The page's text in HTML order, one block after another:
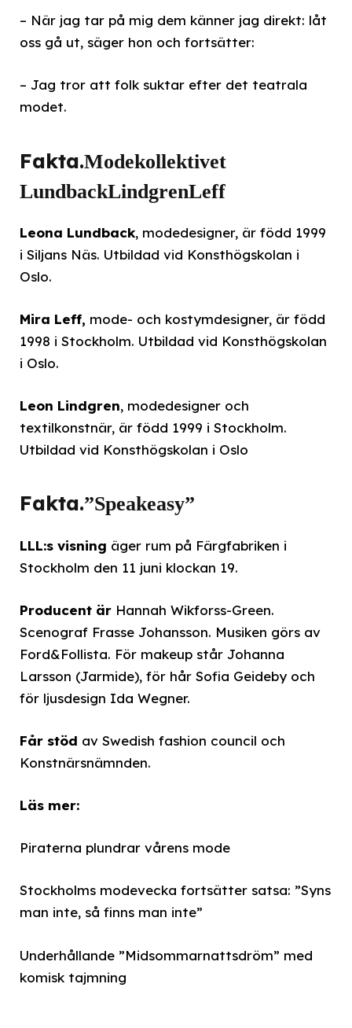
– När jag tar på mig dem känner jag direkt: låt
oss gå ut, säger hon och fortsätter:
– Jag tror att folk suktar efter det teatrala
modet.
Fakta.Modekollektivet
LundbackLindgrenLeff
Leona Lundback, modedesigner, är född 1999
i Siljans Näs. Utbildad vid Konsthögskolan i
Oslo.
Mira Leff, mode- och kostymdesigner, är född
1998 i Stockholm. Utbildad vid Konsthögskolan
i Oslo.
Leon Lindgren, modedesigner och
textilkonstnär, är född 1999 i Stockholm.
Utbildad vid Konsthögskolan i Oslo
Fakta.”Speakeasy”
LLL:s visning äger rum på Färgfabriken i
Stockholm den 11 juni klockan 19.
Producent är Hannah Wikforss-Green.
Scenograf Frasse Johansson. Musiken görs av
Ford&Follista. För makeup står Johanna
Larsson (Jarmide), för hår Sofia Geideby och
för ljusdesign Ida Wegner.
Får stöd av Swedish fashion council och
Konstnärsnämnden.
Läs mer:
Piraterna plundrar vårens mode
Stockholms modevecka fortsätter satsa: ”Syns
man inte, så finns man inte”
Underhållande ”Midsommarnattsdröm” med
komisk tajmning